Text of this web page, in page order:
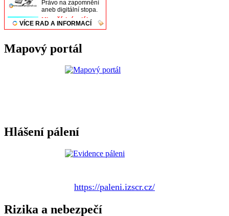
Mapový portál
Hlášení pálení
https://paleni.izscr.cz/
Rizika a nebezpečí